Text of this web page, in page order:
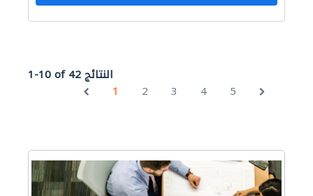
1-10 of 42 النتائج
1
2 3 4 5